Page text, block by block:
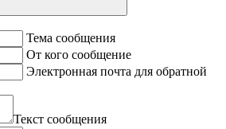
Тема сообщения
От кого сообщение
Электронная почта для обратной
Текст сообщения